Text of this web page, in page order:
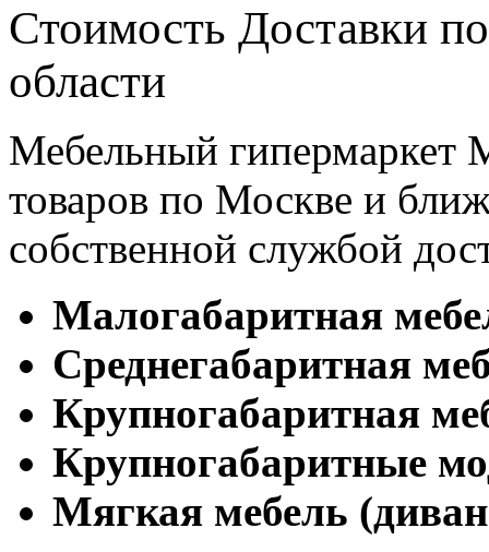
Стоимость Доставки
области
Мебельный гипермаркет
товаров по Москве и
собственной службой
Малогабаритная
Cреднегабаритная
Крупногабаритная
Крупногабаритные
Мягкая мебель